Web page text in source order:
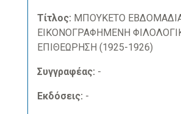
Τίτλος: ΜΠΟΥΚΕΤΟ
ΕΙΚΟΝΟΓΡΑΦΗΜΕΝΗ
ΕΠΙΘΕΩΡΗΣΗ (1925-1926)
Συγγραφέας: -
Εκδόσεις: -